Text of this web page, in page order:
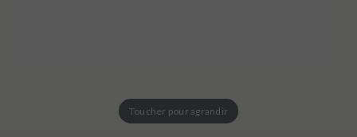
Toucher pour agrandir